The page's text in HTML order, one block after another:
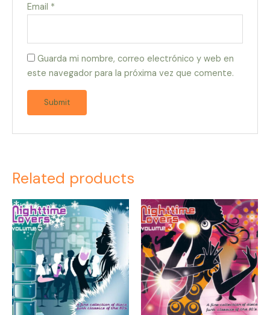
Email *
Guarda mi nombre, correo electrónico y web en
este navegador para la próxima vez que comente.
Related products